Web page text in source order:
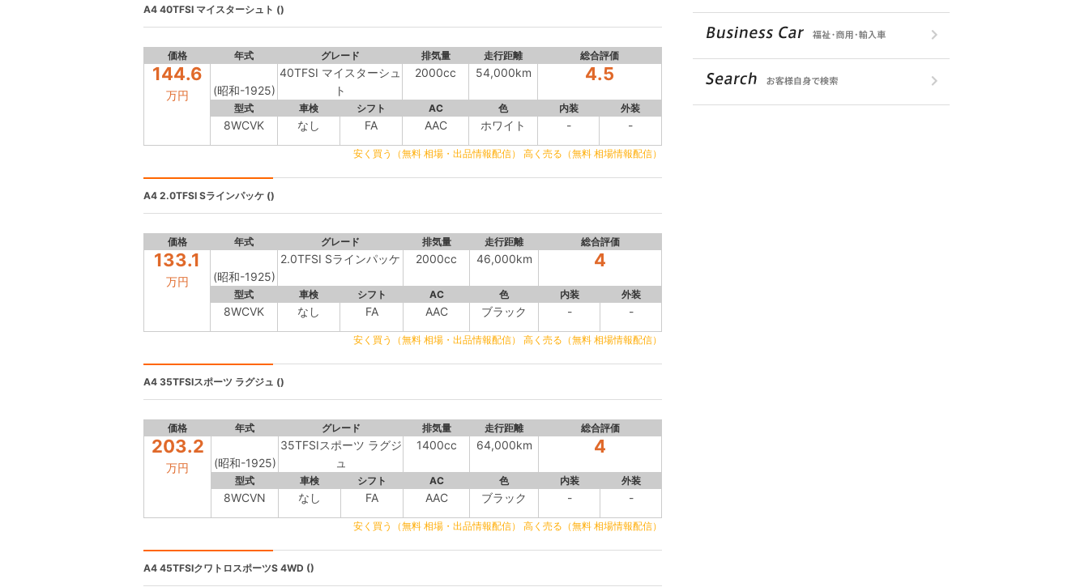
A4 40TFSI マイスターシュト ()
価格 年式 グレード 排気量 走行距離 総合評価
144.6
万円 (昭和-1925)
40TFSI マイスターシュ
ト
2000cc 54,000km 4.5
型式 車検 シフト AC 色 内装 外装
8WCVK なし FA AAC ホワイト - -
安く買う（無料 相場・出品情報配信） 高く売る（無料 相場情報配信）
A4 2.0TFSI Sラインパッケ ()
価格 年式 グレード 排気量 走行距離 総合評価
133.1
万円 (昭和-1925)
2.0TFSI Sラインパッケ 2000cc 46,000km 4
型式 車検 シフト AC 色 内装 外装
8WCVK なし FA AAC ブラック - -
安く買う（無料 相場・出品情報配信） 高く売る（無料 相場情報配信）
A4 35TFSIスポーツ ラグジュ ()
価格 年式 グレード 排気量 走行距離 総合評価
203.2
万円 (昭和-1925)
35TFSIスポーツ ラグジ
ュ
1400cc 64,000km 4
型式 車検 シフト AC 色 内装 外装
8WCVN なし FA AAC ブラック - -
安く買う（無料 相場・出品情報配信） 高く売る（無料 相場情報配信）
A4 45TFSIクワトロスポーツS 4WD ()